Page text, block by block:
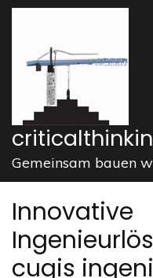
Zum
springen
drücken)
Gemeinsam bauen
Innovative
cugis